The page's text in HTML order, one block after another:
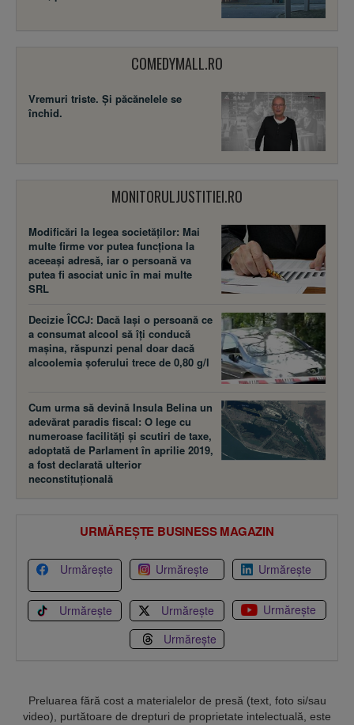
COMEDYMALL.RO
Vremuri triste. Şi păcănelele se
închid.
MONITORULJUSTITIEI.RO
Modificări la legea societăţilor: Mai
multe firme vor putea funcţiona la
aceeaşi adresă, iar o persoană va
putea fi asociat unic în mai multe
SRL
Decizie ÎCCJ: Dacă laşi o persoană ce
a consumat alcool să îţi conducă
maşina, răspunzi penal doar dacă
alcoolemia şoferului trece de 0,80 g/l
Cum urma să devină Insula Belina un
adevărat paradis fiscal: O lege cu
numeroase facilităţi şi scutiri de taxe,
adoptată de Parlament în aprilie 2019,
a fost declarată ulterior
neconstituţională
URMĂREȘTE BUSINESS MAGAZIN
Urmărește Urmărește Urmărește
Urmărește Urmărește
Urmărește
Urmărește
Preluarea fără cost a materialelor de presă (text, foto si/sau
video), purtătoare de drepturi de proprietate intelectuală, este